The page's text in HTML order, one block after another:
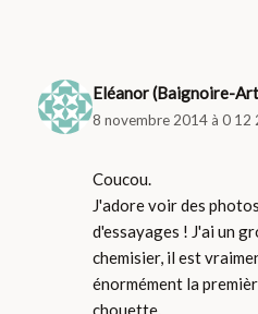
Eléanor (Baignoire-
8 novembre 2014 à 0 12
Coucou.
J'adore voir des
d'essayages ! J'ai un
chemisier, il est
énormément la